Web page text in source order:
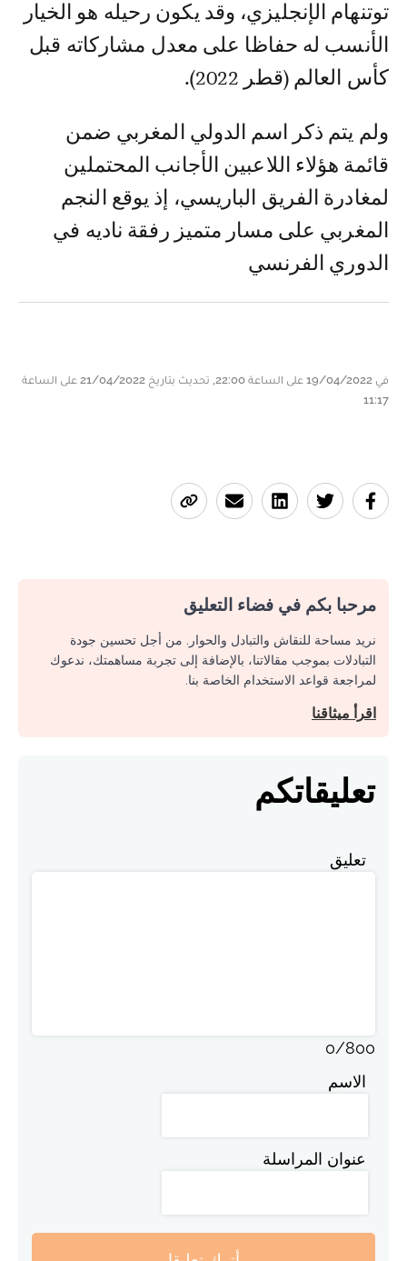
توتنهام الإنجليزي، وقد يكون رحيله هو الخيار
الأنسب له حفاظا على معدل مشاركاته قبل
كأس العالم (قطر 2022).
ولم يتم ذكر اسم الدولي المغربي ضمن
قائمة هؤلاء اللاعبين الأجانب المحتملين
لمغادرة الفريق الباريسي، إذ يوقع النجم
المغربي على مسار متميز رفقة ناديه في
الدوري الفرنسي
في 19/04/2022 على الساعة 22:00, تحديث بتاريخ 21/04/2022 على الساعة
11:17
مرحبا بكم في فضاء التعليق
نريد مساحة للنقاش والتبادل والحوار. من أجل تحسين جودة
التبادلات بموجب مقالاتنا، بالإضافة إلى تجربة مساهمتك، ندعوك
لمراجعة قواعد الاستخدام الخاصة بنا.
اقرأ ميثاقنا
تعليقاتكم
تعليق
0/800
الاسم
عنوان المراسلة